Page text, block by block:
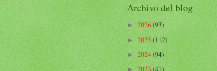
Archivo del blog
►2026(93)
►2025(112)
►2024(94)
►2023(41)